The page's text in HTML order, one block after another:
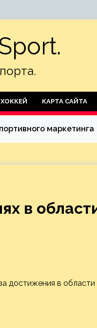
ХОККЕЙ КАРТА САЙТА
маркетинга
в
достижения в области